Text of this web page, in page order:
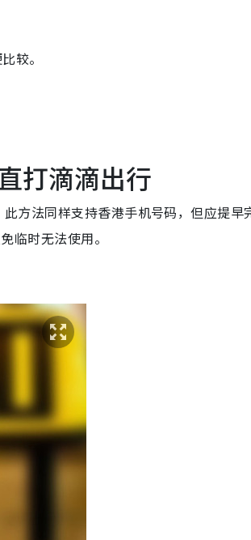
较。
打滴滴出行
方法同样支持香港手机号码，但应提早
临时无法使用。